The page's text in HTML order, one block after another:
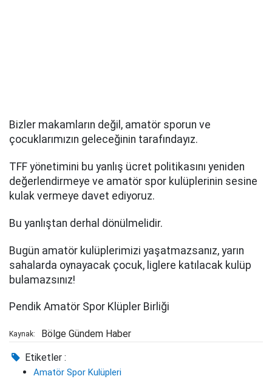
Bizler makamların değil, amatör sporun ve
çocuklarımızın geleceğinin tarafındayız.
TFF yönetimini bu yanlış ücret politikasını yeniden
değerlendirmeye ve amatör spor kulüplerinin sesine
kulak vermeye davet ediyoruz.
Bu yanlıştan derhal dönülmelidir.
Bugün amatör kulüplerimizi yaşatmazsanız, yarın
sahalarda oynayacak çocuk, liglere katılacak kulüp
bulamazsınız!
Pendik Amatör Spor Klüpler Birliği
Kaynak: Bölge Gündem Haber
Etiketler :
Amatör Spor Kulüpleri